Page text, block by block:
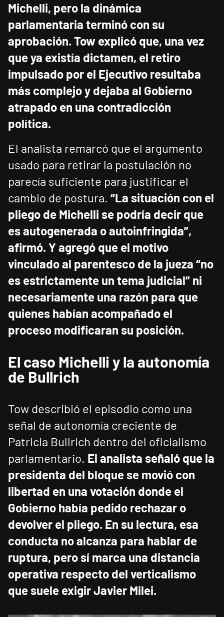
Michelli, pero la dinámica
parlamentaria terminó con su
aprobación. Tow explicó que, una vez
que ya existía dictamen, el retiro
impulsado por el Ejecutivo resultaba
más complejo y dejaba al Gobierno
atrapado en una contradicción
política.
El analista remarcó que el argumento
usado para retirar la postulación no
parecía suficiente para justificar el
cambio de postura. “La situación con el
pliego de Michelli se podría decir que
es autogenerada o autoinfringida”,
afirmó. Y agregó que el motivo
vinculado al parentesco de la jueza “no
es estrictamente un tema judicial” ni
necesariamente una razón para que
quienes habían acompañado el
proceso modificaran su posición.
El caso Michelli y la autonomía
de Bullrich
Tow describió el episodio como una
señal de autonomía creciente de
Patricia Bullrich dentro del oficialismo
parlamentario. El analista señaló que la
presidenta del bloque se movió con
libertad en una votación donde el
Gobierno había pedido rechazar o
devolver el pliego. En su lectura, esa
conducta no alcanza para hablar de
ruptura, pero sí marca una distancia
operativa respecto del verticalismo
que suele exigir Javier Milei.